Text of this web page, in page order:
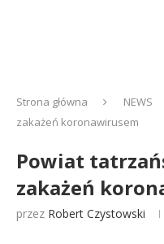
Strona główna NEWS
zakażeń koronawirusem
Powiat
zakażeń
przez Robert Czystowski